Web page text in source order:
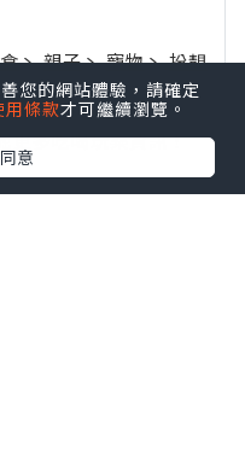
丶親子丶寵物丶扮靚
多吃喝玩樂資訊！
您的網站體驗，請確定
用條款才可繼續瀏覽。
意